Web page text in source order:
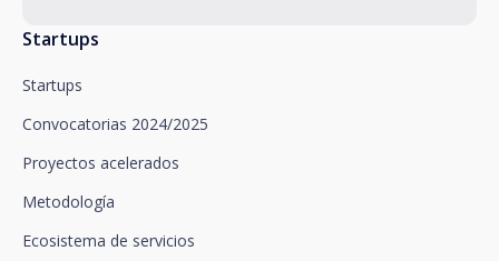
Startups
Startups
Convocatorias 2024/2025
Proyectos acelerados
Metodología
Ecosistema de servicios
Santalucía le informa que puede ejercitar sus
oposición, limitación del tratamiento y portabilidad,
así como oponerse al tratamiento de sus datos con
fines promocionales, dirigiéndose a santalucía,
mediante un escrito, que deberá remitir a Plaza de
Departamento de Privacidad o bien a
Newsletter Impulsa.